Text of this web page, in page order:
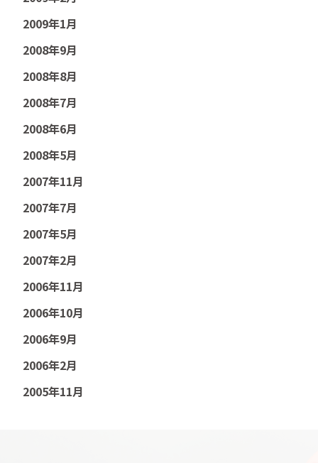
2009年1月
2008年9月
2008年8月
2008年7月
2008年6月
2008年5月
2007年11月
2007年7月
2007年5月
2007年2月
2006年11月
2006年10月
2006年9月
2006年2月
2005年11月